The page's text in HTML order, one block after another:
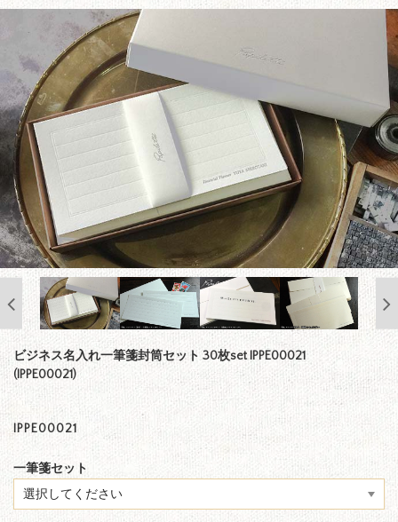
ビジネス名入れ一筆箋封筒セット 30枚set IPPE00021
(IPPE00021)
IPPE00021
一筆箋セット